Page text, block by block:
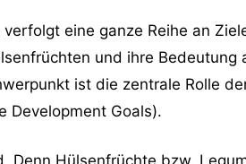
verfolgt eine ganze Reihe an
und ihre Bedeutung
ist die zentrale Rolle
Development Goals).